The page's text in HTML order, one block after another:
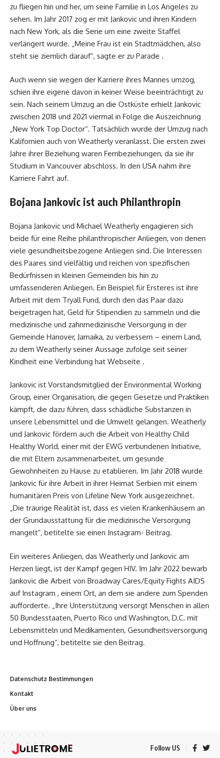
zu fliegen hin und her, um seine Familie in Los Angeles zu
sehen. Im Jahr 2017 zog er mit Jankovic und ihren Kindern
nach New York, als die Serie um eine zweite Staffel
verlängert wurde. „Meine Frau ist ein Stadtmädchen, also
steht sie ziemlich darauf“, sagte er zu Parade .
Auch wenn sie wegen der Karriere ihres Mannes umzog,
schien ihre eigene davon in keiner Weise beeinträchtigt zu
sein. Nach seinem Umzug an die Ostküste erhielt Jankovic
zwischen 2018 und 2021 viermal in Folge die Auszeichnung
„New York Top Doctor“. Tatsächlich wurde der Umzug nach
Kalifornien auch von Weatherly veranlasst. Die ersten zwei
Jahre ihrer Beziehung waren Fernbeziehungen, da sie ihr
Studium in Vancouver abschloss. In den USA nahm ihre
Karriere Fahrt auf.
Bojana Jankovic ist auch Philanthropin
Bojana Jankovic und Michael Weatherly engagieren sich
beide für eine Reihe philanthropischer Anliegen, von denen
viele gesundheitsbezogene Anliegen sind. Die Interessen
des Paares sind vielfältig und reichen von spezifischen
Bedürfnissen in kleinen Gemeinden bis hin zu
umfassenderen Anliegen. Ein Beispiel für Ersteres ist ihre
Arbeit mit dem Tryall Fund, durch den das Paar dazu
beigetragen hat, Geld für Stipendien zu sammeln und die
medizinische und zahnmedizinische Versorgung in der
Gemeinde Hanover, Jamaika, zu verbessern – einem Land,
zu dem Weatherly seiner Aussage zufolge seit seiner
Kindheit eine Verbindung hat Webseite .
Jankovic ist Vorstandsmitglied der Environmental Working
Group, einer Organisation, die gegen Gesetze und Praktiken
kämpft, die dazu führen, dass schädliche Substanzen in
unsere Lebensmittel und die Umwelt gelangen. Weatherly
und Jankovic fördern auch die Arbeit von Healthy Child
Healthy World, einer mit der EWG verbundenen Initiative,
die mit Eltern zusammenarbeitet, um gesunde
Gewohnheiten zu Hause zu etablieren. Im Jahr 2018 wurde
Jankovic für ihre Arbeit in ihrer Heimat Serbien mit einem
humanitären Preis von Lifeline New York ausgezeichnet.
„Die traurige Realität ist, dass es vielen Krankenhäusern an
der Grundausstattung für die medizinische Versorgung
mangelt“, betitelte sie einen Instagram- Beitrag.
Ein weiteres Anliegen, das Weatherly und Jankovic am
Herzen liegt, ist der Kampf gegen HIV. Im Jahr 2022 bewarb
Jankovic die Arbeit von Broadway Cares/Equity Fights AIDS
auf Instagram , einem Ort, an dem sie andere zum Spenden
aufforderte. „Ihre Unterstützung versorgt Menschen in allen
50 Bundesstaaten, Puerto Rico und Washington, D.C. mit
Lebensmitteln und Medikamenten, Gesundheitsversorgung
und Hoffnung“, betitelte sie den Beitrag.
Datenschutz Bestimmungen
Kontakt
Über uns
Follow US